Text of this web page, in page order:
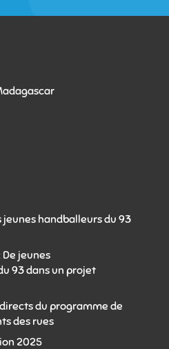
jeunes handballeurs du 93
jeunes
93 dans un projet
du programme de
des rues
2025